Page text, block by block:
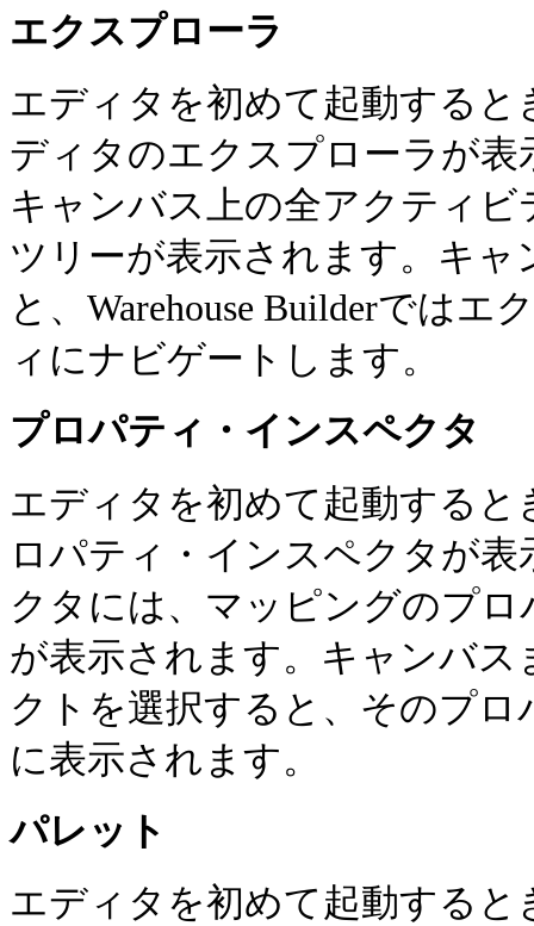
エクスプローラ
エディタを初めて起動すると
ディタのエクスプローラが
キャンバス上の全アクティ
ツリーが表示されます。キ
と、Warehouse Builderでは
ィにナビゲートします。
プロパティ・インスペクタ
エディタを初めて起動すると
ロパティ・インスペクタが
クタには、マッピングのプ
が表示されます。キャンバ
クトを選択すると、そのプ
に表示されます。
パレット
エディタを初めて起動すると